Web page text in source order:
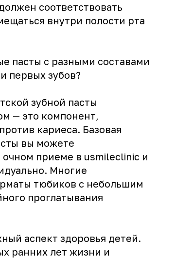
соответствовать
внутри полости рта
пасты с разными составами
первых зубов?
зубной пасты
— это компонент,
кариеса. Базовая
вы можете
очном приеме в usmileclinic и
Многие
тюбиков с небольшим
проглатывания
аспект здоровья детей.
ранних лет жизни и